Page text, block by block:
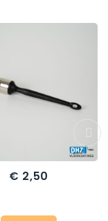
Prijs
€ 2,50